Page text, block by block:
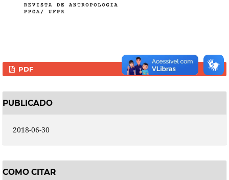
PDF
PUBLICADO
2018-06-30
COMO CITAR